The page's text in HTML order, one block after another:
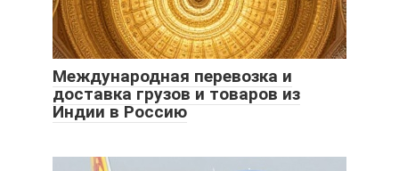
Международная перевозка и
доставка грузов и товаров из
Индии в Россию